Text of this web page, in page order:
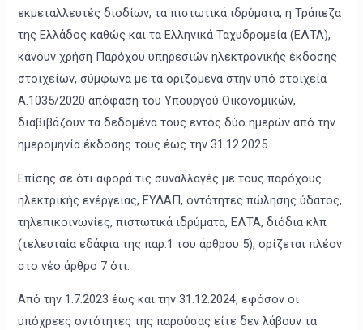
εκμεταλλευτές διοδίων, τα πιστωτικά ιδρύματα, η Τράπεζα
της Ελλάδος καθώς και τα Ελληνικά Ταχυδρομεία (ΕΛΤΑ),
κάνουν χρήση Παρόχου υπηρεσιών ηλεκτρονικής έκδοσης
στοιχείων, σύμφωνα με τα οριζόμενα στην υπό στοιχεία
Α.1035/2020 απόφαση του Υπουργού Οικονομικών,
διαβιβάζουν τα δεδομένα τους εντός δύο ημερών από την
ημερομηνία έκδοσης τους έως την 31.12.2025.
Επίσης σε ότι αφορά τις συναλλαγές με τους παρόχους
ηλεκτρικής ενέργειας, ΕΥΔΑΠ, οντότητες πώλησης ύδατος,
τηλεπικοινωνίες, πιστωτικά ιδρύματα, ΕΛΤΑ, διόδια κλπ
(τελευταία εδάφια της παρ.1 του άρθρου 5), ορίζεται πλέον
στο νέο άρθρο 7 ότι:
Από την 1.7.2023 έως και την 31.12.2024, εφόσον οι
υπόχρεες οντότητες της παρούσας είτε δεν λάβουν τα